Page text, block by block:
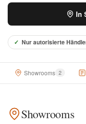
Über
In
✓ Nur autorisierte
Showrooms 2
Showrooms